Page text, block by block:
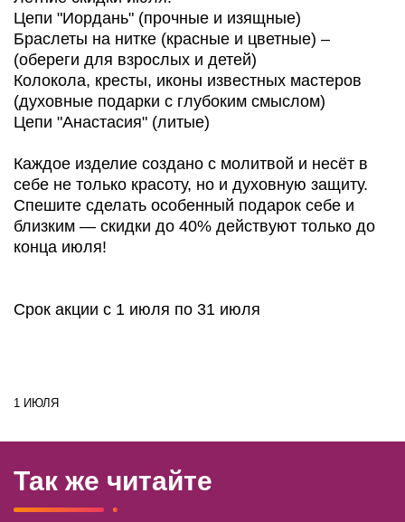
Цепи "Иордань" (прочные и изящные)
Браслеты на нитке (красные и цветные) –
(обереги для взрослых и детей)
Колокола, кресты, иконы известных мастеров
(духовные подарки с глубоким смыслом)
Цепи "Анастасия" (литые)
Каждое изделие создано с молитвой и несёт в
себе не только красоту, но и духовную защиту.
Спешите сделать особенный подарок себе и
близким — скидки до 40% действуют только до
конца июля!
Срок акции с 1 июля по 31 июля
1 ИЮЛЯ
Так же читайте